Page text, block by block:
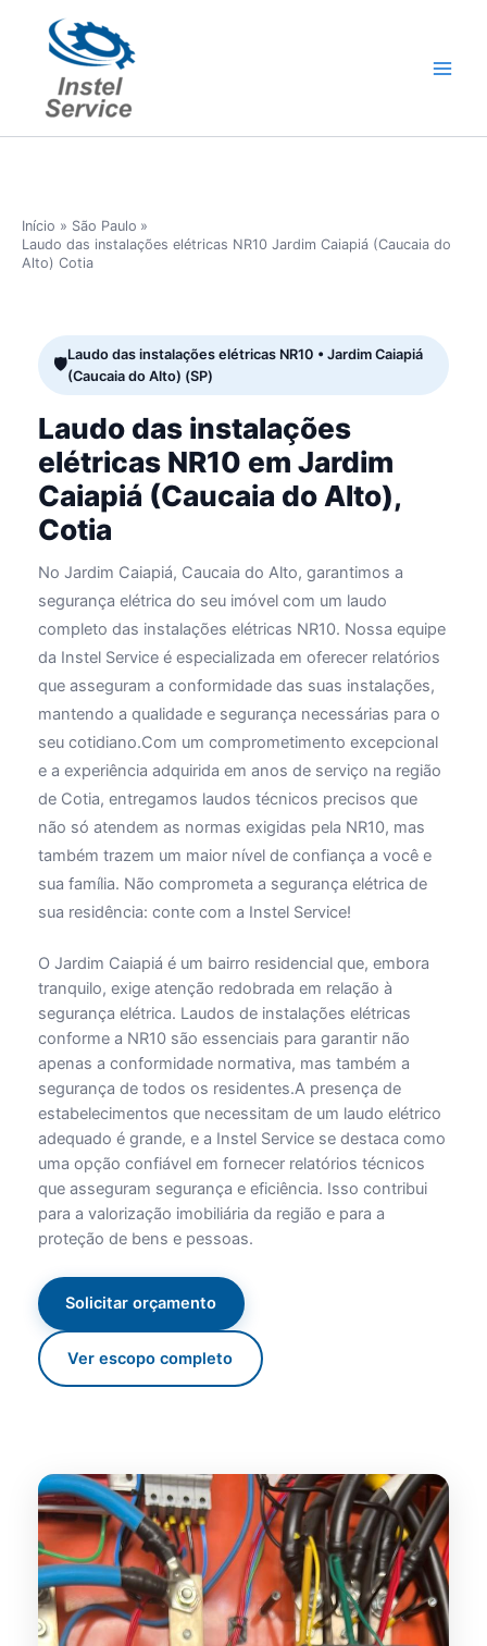
conteúdo
Início
São Paulo
Laudo das instalações elétricas NR10 Jardim Caiapiá (Caucaia do
Alto) Cotia
Laudo das instalações elétricas NR10 • Jardim Caiapiá
(Caucaia do Alto) (SP)
Laudo das instalações
elétricas NR10 em Jardim
Caiapiá (Caucaia do Alto),
Cotia
No Jardim Caiapiá, Caucaia do Alto, garantimos a
segurança elétrica do seu imóvel com um laudo
completo das instalações elétricas NR10. Nossa equipe
da Instel Service é especializada em oferecer relatórios
que asseguram a conformidade das suas instalações,
mantendo a qualidade e segurança necessárias para o
seu cotidiano.Com um comprometimento excepcional
e a experiência adquirida em anos de serviço na região
de Cotia, entregamos laudos técnicos precisos que
não só atendem as normas exigidas pela NR10, mas
também trazem um maior nível de confiança a você e
sua família. Não comprometa a segurança elétrica de
sua residência: conte com a Instel Service!
O Jardim Caiapiá é um bairro residencial que, embora
tranquilo, exige atenção redobrada em relação à
segurança elétrica. Laudos de instalações elétricas
conforme a NR10 são essenciais para garantir não
apenas a conformidade normativa, mas também a
segurança de todos os residentes.A presença de
estabelecimentos que necessitam de um laudo elétrico
adequado é grande, e a Instel Service se destaca como
uma opção confiável em fornecer relatórios técnicos
que asseguram segurança e eficiência. Isso contribui
para a valorização imobiliária da região e para a
proteção de bens e pessoas.
Solicitar orçamento
Ver escopo completo